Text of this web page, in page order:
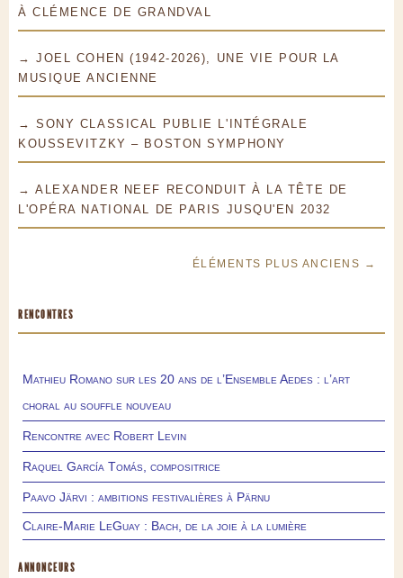
À CLÉMENCE DE GRANDVAL
→ JOEL COHEN (1942-2026), UNE VIE POUR LA
MUSIQUE ANCIENNE
→ SONY CLASSICAL PUBLIE L'INTÉGRALE
KOUSSEVITZKY – BOSTON SYMPHONY
→ ALEXANDER NEEF RECONDUIT À LA TÊTE DE
L'OPÉRA NATIONAL DE PARIS JUSQU'EN 2032
ÉLÉMENTS PLUS ANCIENS →
RENCONTRES
Mathieu Romano sur les 20 ans de l’Ensemble Aedes : l’art
choral au souffle nouveau
Rencontre avec Robert Levin
Raquel García Tomás, compositrice
Paavo Järvi : ambitions festivalières à Pärnu
Claire-Marie LeGuay : Bach, de la joie à la lumière
ANNONCEURS